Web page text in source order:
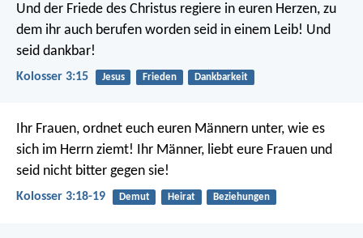
Und der Friede des Christus regiere in euren Herzen, zu
dem ihr auch berufen worden seid in einem Leib! Und
seid dankbar!
Kolosser 3:15 Jesus Frieden Dankbarkeit
Ihr Frauen, ordnet euch euren Männern unter, wie es
sich im Herrn ziemt! Ihr Männer, liebt eure Frauen und
seid nicht bitter gegen sie!
Kolosser 3:18-19 Demut Heirat Beziehungen